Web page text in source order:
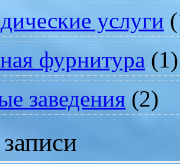
услуги
фурнитура (1)
заведения (2)